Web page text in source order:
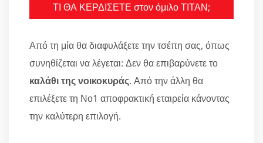
ΤΙ ΘΑ ΚΕΡΔΙΣΕΤΕ στον όμιλο ΤΙΤΑΝ;
Από τη μία θα διαφυλάξετε την τσέπη σας, όπως
συνηθίζεται να λέγεται: Δεν θα επιβαρύνετε το
καλάθι της νοικοκυράς. Από την άλλη θα
επιλέξετε τη Νο1 αποφρακτική εταιρεία κάνοντας
την καλύτερη επιλογή.